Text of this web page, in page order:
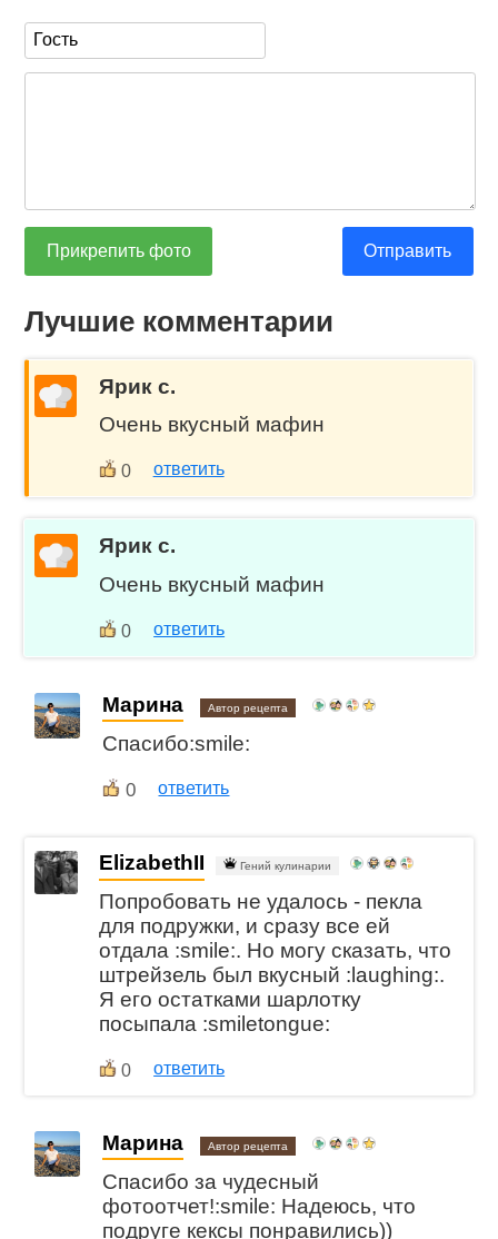
Прикрепить фото Отправить
Лучшие комментарии
Ярик с.
Очень вкусный мафин
0 ответить
Ярик с.
Очень вкусный мафин
0 ответить
Марина Автор рецепта
Спасибо:smile:
0 ответить
ElizabethII Гений кулинарии
Попробовать не удалось - пекла
для подружки, и сразу все ей
отдала :smile:. Но могу сказать, что
штрейзель был вкусный :laughing:.
Я его остатками шарлотку
посыпала :smiletongue:
0 ответить
Марина Автор рецепта
Спасибо за чудесный
фотоотчет!:smile: Надеюсь, что
подруге кексы понравились))